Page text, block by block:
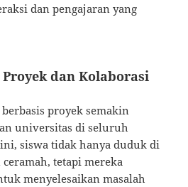
dan pengajaran yang
dan Kolaborasi
proyek semakin
universitas di seluruh
siswa tidak hanya duduk di
tetapi mereka
menyelesaikan masalah